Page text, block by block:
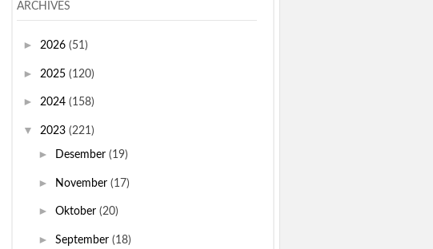
ARCHIVES
► 2026 (51)
► 2025 (120)
► 2024 (158)
▼ 2023 (221)
► Desember (19)
► November (17)
► Oktober (20)
► September (18)